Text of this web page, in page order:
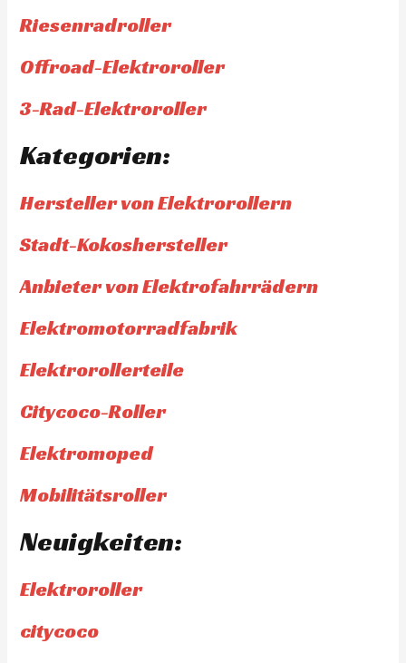
Riesenradroller
Offroad-Elektroroller
3-Rad-Elektroroller
Kategorien:
Hersteller von Elektrorollern
Stadt-Kokoshersteller
Anbieter von Elektrofahrrädern
Elektromotorradfabrik
Elektrorollerteile
Citycoco-Roller
Elektromoped
Mobilitätsroller
Neuigkeiten:
Elektroroller
citycoco